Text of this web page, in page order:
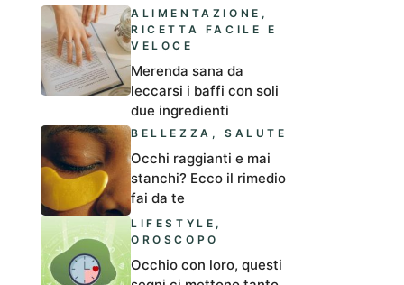
ALIMENTAZIONE ,
RICETTA FACILE E
VELOCE
Merenda sana da
leccarsi i baffi con soli
due ingredienti
BELLEZZA ,SALUTE
Occhi raggianti e mai
stanchi? Ecco il rimedio
fai da te
LIFESTYLE ,
OROSCOPO
Occhio con loro, questi